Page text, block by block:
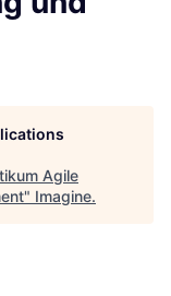
Agile
" Imagine.